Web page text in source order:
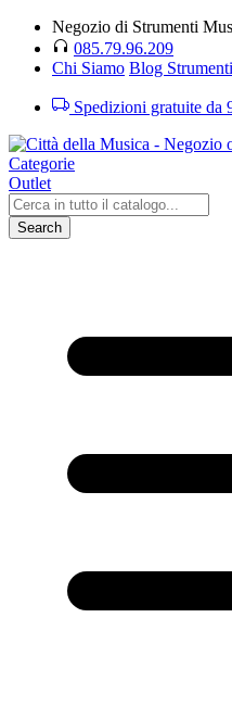
Negozio di Strumenti
085.79.96.209
Chi Siamo Blog
Spedizioni gratuite da
Categorie
Outlet
Search